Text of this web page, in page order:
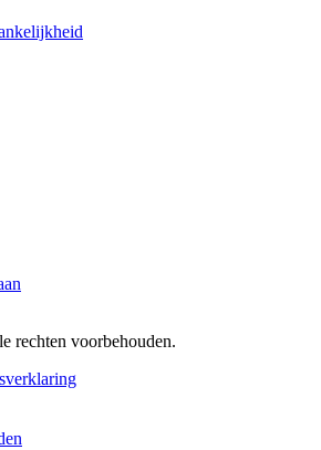
rechten voorbehouden.